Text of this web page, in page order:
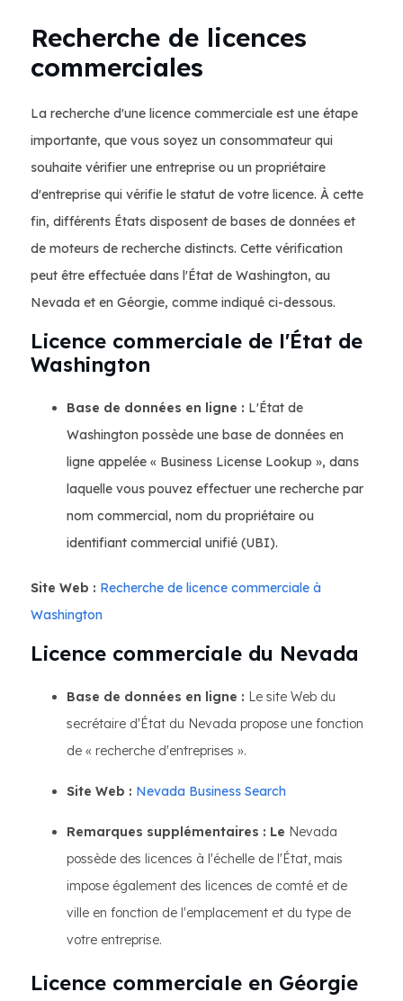
Recherche de licences
commerciales
La recherche d'une licence commerciale est une étape
importante, que vous soyez un consommateur qui
souhaite vérifier une entreprise ou un propriétaire
d'entreprise qui vérifie le statut de votre licence. À cette
fin, différents États disposent de bases de données et
de moteurs de recherche distincts. Cette vérification
peut être effectuée dans l'État de Washington, au
Nevada et en Géorgie, comme indiqué ci-dessous.
Licence commerciale de l'État de
Washington
Base de données en ligne : L'État de
Washington possède une base de données en
ligne appelée « Business License Lookup », dans
laquelle vous pouvez effectuer une recherche par
nom commercial, nom du propriétaire ou
identifiant commercial unifié (UBI).
Site Web : Recherche de licence commerciale à
Washington
Licence commerciale du Nevada
Base de données en ligne : Le site Web du
secrétaire d'État du Nevada propose une fonction
de « recherche d'entreprises ».
Site Web : Nevada Business Search
Remarques supplémentaires : Le Nevada
possède des licences à l'échelle de l'État, mais
impose également des licences de comté et de
ville en fonction de l'emplacement et du type de
votre entreprise.
Licence commerciale en Géorgie